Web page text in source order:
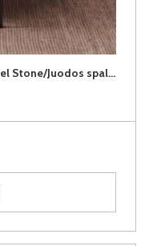
HOLBORN apvalus staliukas (Chanel Stone/Juodos spalvos kojos)